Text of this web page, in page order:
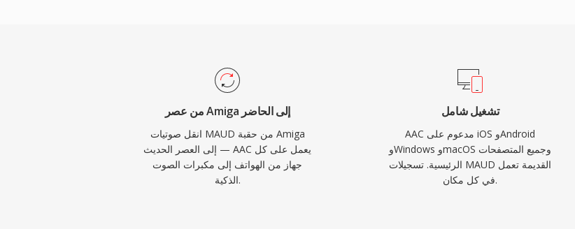
من عصر Amiga إلى الحاضر
انقل صوتيات MAUD من حقبة Amiga
إلى العصر الحديث — AAC يعمل على كل
جهاز من الهواتف إلى مكبرات الصوت
الذكية.
تشغيل شامل
AAC مدعوم على iOS وAndroid
وWindows وmacOS وجميع المتصفحات
الرئيسية. تسجيلات MAUD القديمة تعمل
في كل مكان.